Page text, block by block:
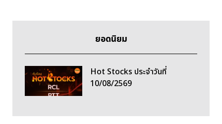
ยอดนิยม
Hot Stocks ประจำวันที่
10/08/2569